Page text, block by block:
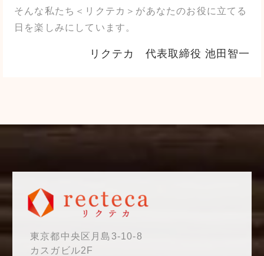
そんな私たち＜リクテカ＞があなたのお役に立てる
日を楽しみにしています。
リクテカ 代表取締役 池田智一
東京都中央区月島3-10-8
カスガビル2F